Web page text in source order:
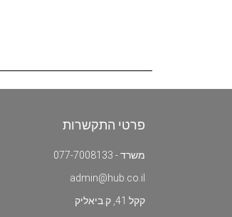
פרטי התקשרות
משרד - 077-7008133
admin@hub.co.il
קקל 41, ק.ביאליק